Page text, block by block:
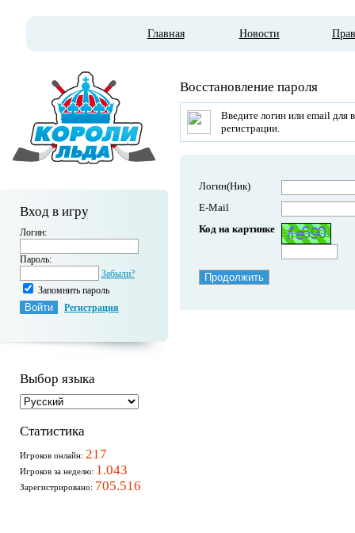
Главная Новости
Вход в игру
Логин:
Пароль:
Забыли?
Запомнить пароль
Регистрация
Выбор языка
Статистика
Игроков онлайн: 217
Игроков за неделю: 1.043
Зарегистрировано: 705.516
Восстановление пароля
Введите логин или email для
регистрации.
Логин(Ник)
E-Mail
Код на картинке